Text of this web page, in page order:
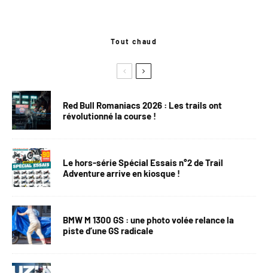
Tout chaud
Red Bull Romaniacs 2026 : Les trails ont
révolutionné la course !
Le hors-série Spécial Essais n°2 de Trail
Adventure arrive en kiosque !
BMW M 1300 GS : une photo volée relance la
piste d’une GS radicale